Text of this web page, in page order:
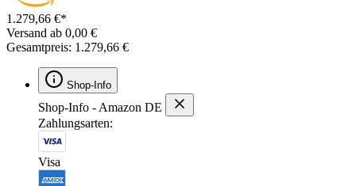
1.279,66 €*
Versand ab 0,00 €
Gesamtpreis: 1.279,66 €
Shop-Info
Shop-Info - Amazon DE
Zahlungsarten:
Visa